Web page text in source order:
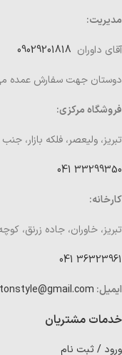
مدیریت:
آقای داوران
دوستان جهت سفارش عمده می
فروشگاه مرکزی:
تبریز، ولیعصر، فلکه بازار،
33299350 041
کارخانه:
تبریز، خاوران، جاده زرنق،
36323961 041
ایمیل:
خدمات مشتریان
ورود / ثبت نام